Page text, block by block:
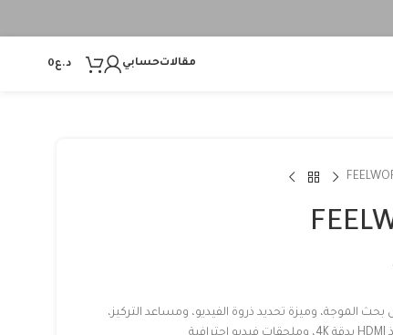
مقالاتحسابي د.ع0
بجداول بحث الموجة، وميزة تحديد ذروة الفيديو، ومساعد التركيز،